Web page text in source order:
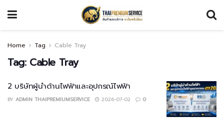
Home Tag Cable Tray
Tag: Cable Tray
2 บริษัทผู้นำด้านไฟฟ้าและอุปกรณ์ไฟฟ้า
BY ADMIN THAIPREMIUMSERVICE 2026-07-02 0